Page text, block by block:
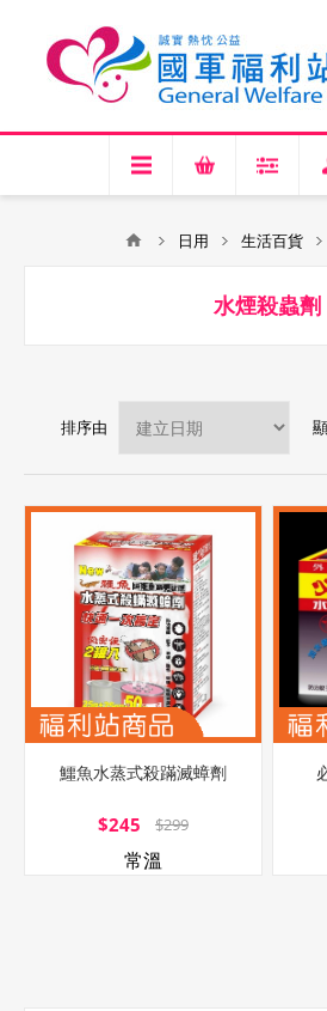
日用 生活百貨
水煙殺蟲劑
排序由
鱷魚水蒸式殺蹣滅蟑劑
$245 $299
常溫